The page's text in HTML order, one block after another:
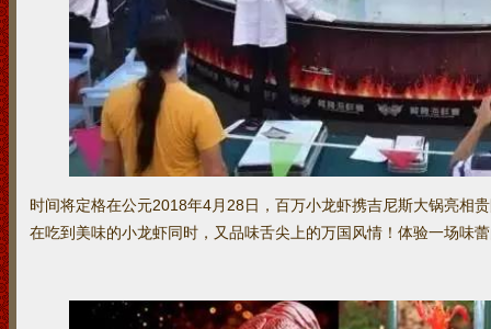
时间将定格在公元2018年4月28日，百万小龙虾携吉尼斯大锅亮相
在吃到美味的小龙虾同时，又品味舌尖上的万国风情！体验一场味